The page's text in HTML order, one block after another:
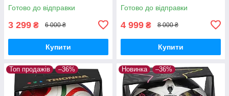
Готово до відправки
3 299 ₴ 6 000 ₴
Купити
Готово до відправки
4 999 ₴ 8 000 ₴
Купити
Топ продажів –36% Новинка –36%